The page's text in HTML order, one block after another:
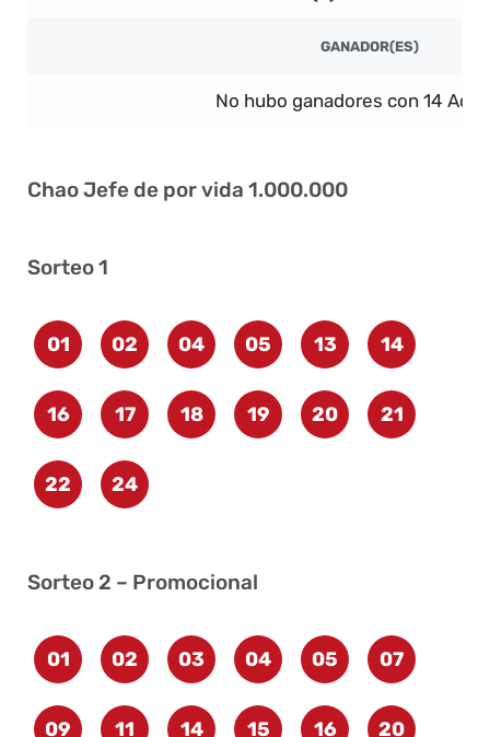
GANADOR(ES)
No hubo ganadores con 14
Chao Jefe de por vida 1.000.000
Sorteo 1
01 02 04 05 13 14
16 17 18 19 20 21
22 24
Sorteo 2 – Promocional
01 02 03 04 05 07
09 11 14 15 16 20